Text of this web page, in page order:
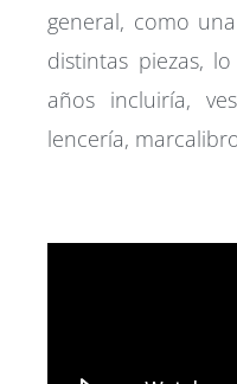
general, como
distintas piezas,
años incluiría,
lencería,